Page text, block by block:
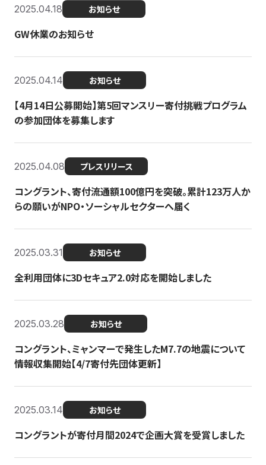
2025.04.18 お知らせ
GW休業のお知らせ
2025.04.14 お知らせ
【4月14日公募開始】第5回マンスリー寄付挑戦プログラム
の参加団体を募集します
2025.04.08 プレスリリース
コングラント、寄付流通額100億円を突破。累計123万人か
らの願いがNPO・ソーシャルセクターへ届く
2025.03.31 お知らせ
全利用団体に3Dセキュア2.0対応を開始しました
2025.03.28 お知らせ
コングラント、ミャンマーで発生したM7.7の地震について
情報収集開始【4/7寄付先団体更新】
2025.03.14 お知らせ
コングラントが寄付月間2024で企画大賞を受賞しました